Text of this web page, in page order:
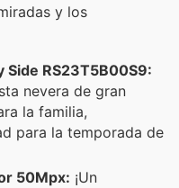
y los
Side RS23T5B00S9:
nevera de gran
la familia,
para la temporada de
50Mpx: ¡Un